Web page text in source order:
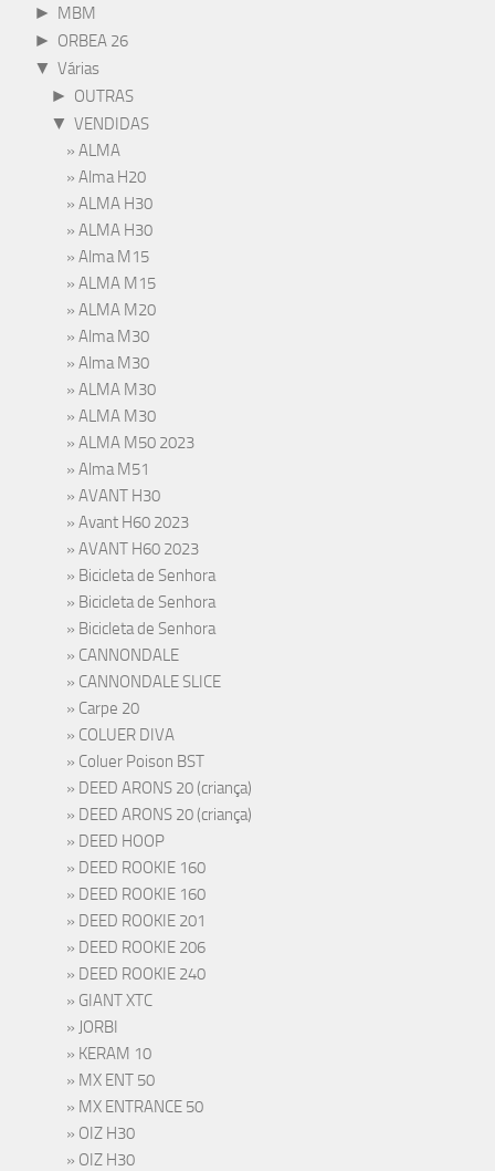
► MBM
► ORBEA 26
▼ Várias
► OUTRAS
▼ VENDIDAS
ALMA
Alma H20
ALMA H30
ALMA H30
Alma M15
ALMA M15
ALMA M20
Alma M30
Alma M30
ALMA M30
ALMA M30
ALMA M50 2023
Alma M51
AVANT H30
Avant H60 2023
AVANT H60 2023
Bicicleta de Senhora
Bicicleta de Senhora
Bicicleta de Senhora
CANNONDALE
CANNONDALE SLICE
Carpe 20
COLUER DIVA
Coluer Poison BST
DEED ARONS 20 (criança)
DEED ARONS 20 (criança)
DEED HOOP
DEED ROOKIE 160
DEED ROOKIE 160
DEED ROOKIE 201
DEED ROOKIE 206
DEED ROOKIE 240
GIANT XTC
JORBI
KERAM 10
MX ENT 50
MX ENTRANCE 50
OIZ H30
OIZ H30